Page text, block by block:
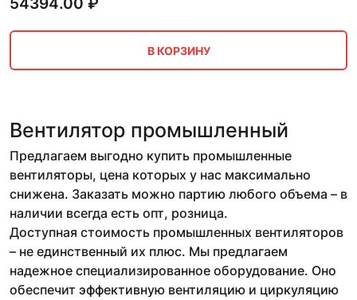
В КОРЗИНУ
Вентилятор промышленный
Предлагаем выгодно купить промышленные
вентиляторы, цена которых у нас максимально
снижена. Заказать можно партию любого объема – в
наличии всегда есть опт, розница.
Доступная стоимость промышленных вентиляторов
– не единственный их плюс. Мы предлагаем
надежное специализированное оборудование. Оно
обеспечит эффективную вентиляцию и циркуляцию